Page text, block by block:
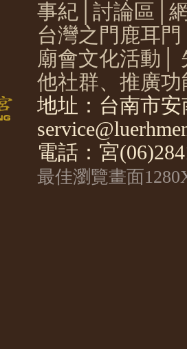
事紀
討論區
台灣之門鹿耳門
廟會文化活動
他社群、推廣功
地址：台南市
電話：宮
最佳瀏覽畫面